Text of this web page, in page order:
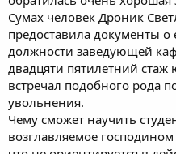
Сумах человек Дроник
предоставила документы
должности заведующей
двадцяти пятилетний
встречал подобного рода
увольнения.
Чему сможет научить
возглавляемое